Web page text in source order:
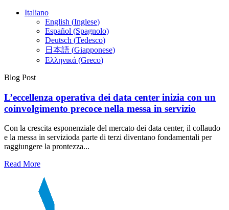
Italiano
English (Inglese)
Español (Spagnolo)
Deutsch (Tedesco)
日本語 (Giapponese)
Ελληνικά (Greco)
Blog Post
L’eccellenza operativa dei data center inizia con un
coinvolgimento precoce nella messa in servizio
Con la crescita esponenziale del mercato dei data center, il collaudo
e la messa in servizioda parte di terzi diventano fondamentali per
raggiungere la prontezza...
Read More